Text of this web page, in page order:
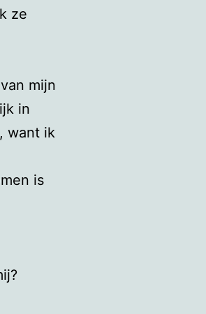
ze
mijn
in
want ik
is